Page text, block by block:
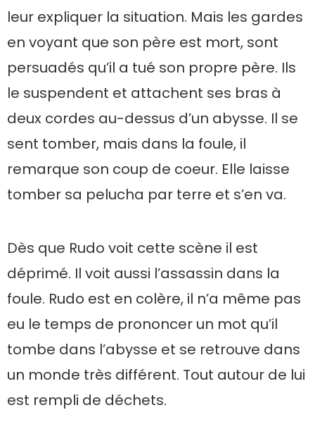
leur expliquer la situation. Mais les gardes
en voyant que son père est mort, sont
persuadés qu’il a tué son propre père. Ils
le suspendent et attachent ses bras à
deux cordes au-dessus d’un abysse. Il se
sent tomber, mais dans la foule, il
remarque son coup de coeur. Elle laisse
tomber sa pelucha par terre et s’en va.
Dès que Rudo voit cette scène il est
déprimé. Il voit aussi l’assassin dans la
foule. Rudo est en colère, il n’a même pas
eu le temps de prononcer un mot qu’il
tombe dans l’abysse et se retrouve dans
un monde très différent. Tout autour de lui
est rempli de déchets.